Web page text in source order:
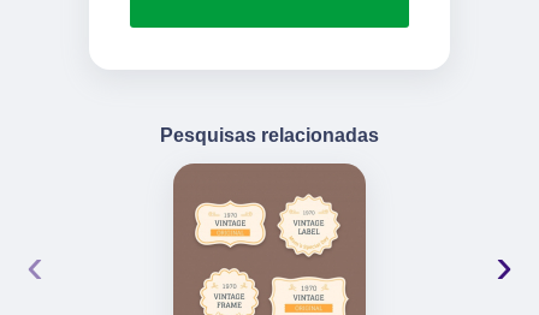
Pesquisas relacionadas
‹ ›